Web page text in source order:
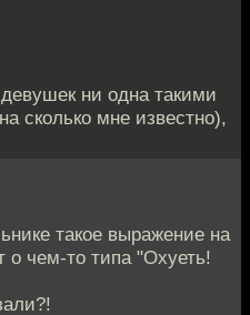
ни одна такими
сколько мне известно),
такое выражение на
о чем-то типа "Охуеть!